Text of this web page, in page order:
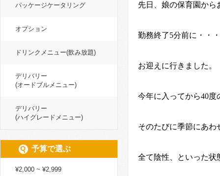
先日、娘の保育園から
勤務終了5分前に・・・
お迎えに行きました。
今年に入ってから40度
そのたびに季節にあわ
全て陰性、といった状
パッケージケータリング
オプション
ドリンクメニュー(飲み放題)
デリバリー
(オードブルメニュー)
デリバリー
(ハイグレードメニュー)
予算で選ぶ
¥2,000 ~ ¥2,999